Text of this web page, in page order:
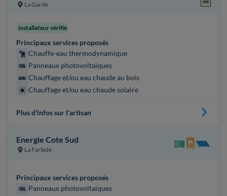
La Garde
installateur vérifié
Principaux services proposés
Chauffe-eau thermodynamique
Panneaux photovoltaïques
Chauffage et/ou eau chaude au bois
Chauffage et/ou eau chaude solaire
Plus d'infos sur l'artisan
Energie Cote Sud
La Farlède
Principaux services proposés
Panneaux photovoltaïques